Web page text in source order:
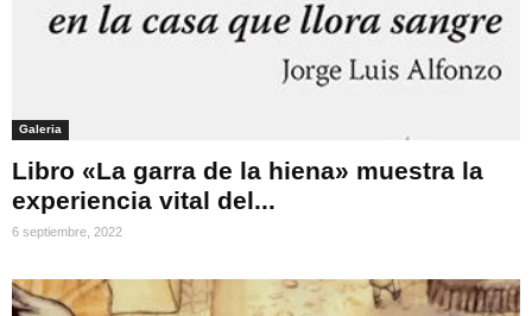
Galeria
Libro «La garra de la hiena» muestra la
experiencia vital del...
6 septiembre, 2022